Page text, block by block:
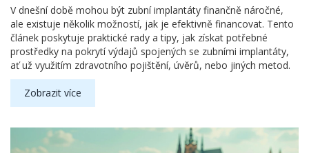
V dnešní době mohou být zubní implantáty finančně náročné,
ale existuje několik možností, jak je efektivně financovat. Tento
článek poskytuje praktické rady a tipy, jak získat potřebné
prostředky na pokrytí výdajů spojených se zubními implantáty,
ať už využitím zdravotního pojištění, úvěrů, nebo jiných metod.
Zobrazit více